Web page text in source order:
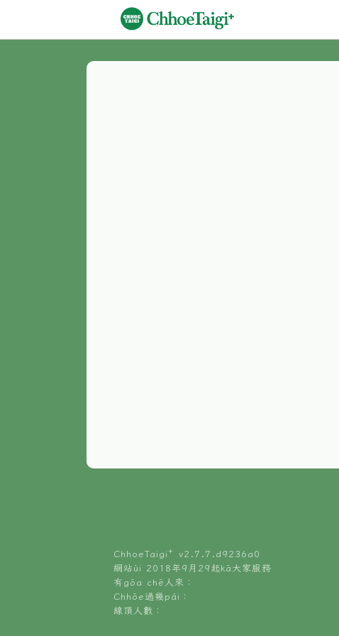
ChhoeTaigi⁺ v2.7.7.d9236a0
網站ùi 2018年9月29起kā大家服務
有gōa chē人來：
Chhōe過幾pái：
線頂人數：